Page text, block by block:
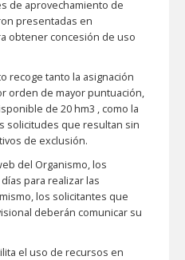
de aprovechamiento de
presentadas en
obtener concesión de uso
recoge tanto la asignación
orden de mayor puntuación,
de 20 hm3 , como la
solicitudes que resultan sin
de exclusión.
del Organismo, los
para realizar las
los solicitantes que
deberán comunicar su
el uso de recursos en